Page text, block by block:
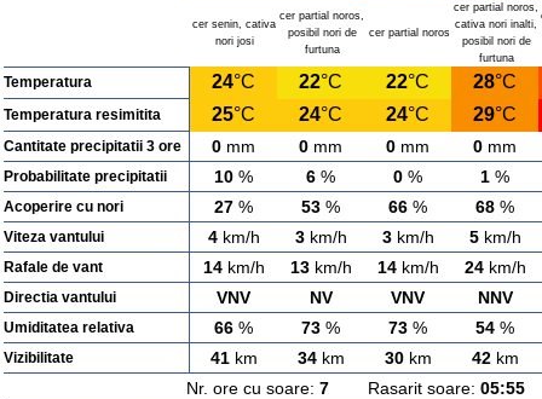
cer senin, cativa
nori josi
cer partial noros,
posibil nori de
furtuna
cer partial noros
cer partial noros,
cativa nori inalti,
posibil nori de
furtuna
Temperatura 24°C 22°C 22°C 28°C
Temperatura resimitita 25°C 24°C 24°C 29°C
Cantitate precipitatii 3 ore 0 mm 0 mm 0 mm 0 mm
Probabilitate precipitatii 10 % 6 % 0 % 1 %
Acoperire cu nori 27 % 53 % 66 % 68 %
Viteza vantului 4km/h 3km/h 3km/h 5km/h
Rafale de vant 14km/h 13km/h 14km/h 24km/h
Directia vantului VNV NV VNV NNV
Umiditatea relativa 66 % 73 % 73 % 54 %
Vizibilitate 41km 34km 30km 42km
Nr. ore cu soare: 7Rasarit soare: 05:55